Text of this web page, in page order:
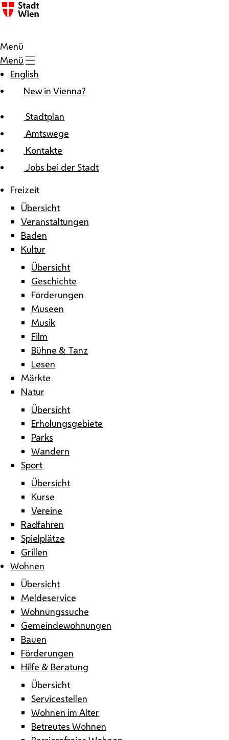
Zum Inhalt
Menü
Menü
English
New in Vienna?
Stadtplan
Amtswege
Kontakte
Jobs bei der Stadt
Freizeit
Übersicht
Veranstaltungen
Baden
Kultur
Übersicht
Geschichte
Förderungen
Museen
Musik
Film
Bühne & Tanz
Lesen
Märkte
Natur
Übersicht
Erholungsgebiete
Parks
Wandern
Sport
Übersicht
Kurse
Vereine
Radfahren
Spielplätze
Grillen
Wohnen
Übersicht
Meldeservice
Wohnungssuche
Gemeindewohnungen
Bauen
Förderungen
Hilfe & Beratung
Übersicht
Servicestellen
Wohnen im Alter
Betreutes Wohnen